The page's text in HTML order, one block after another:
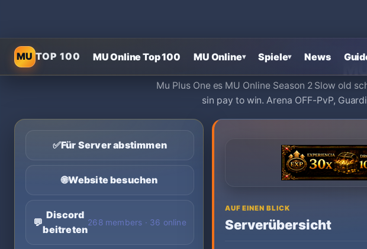
MUTOP 100 MU Online Top 100 MU Online▾ Spiele▾ News
Startseite MU
Mu Plus One es MU Online Season 2 Slow old
sin pay to win. Arena OFF-PvP,
✅Für Server abstimmen
🌐Website besuchen
💬
Discord
beitreten
268 members · 36 online
AUF EINEN BLICK
Serverübersicht